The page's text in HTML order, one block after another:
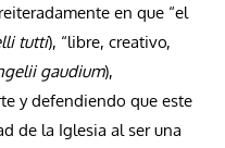
en que “el
tutti), “libre, creativo,
gaudium),
y defendiendo que este
de la Iglesia al ser una